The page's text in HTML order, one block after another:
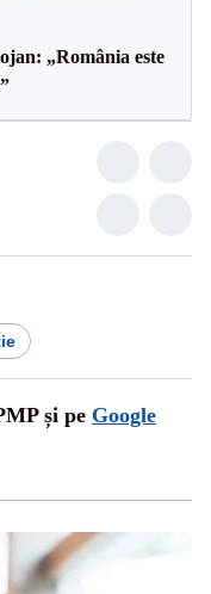
„România este
și pe Google